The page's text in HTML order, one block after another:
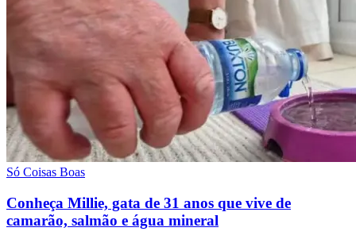
Só Coisas Boas
Conheça Millie, gata de 31 anos que vive de
camarão, salmão e água mineral